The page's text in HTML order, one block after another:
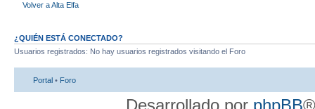
Volver a Alta Elfa
¿QUIÉN ESTÁ CONECTADO?
Usuarios registrados: No hay usuarios registrados visitando el Foro
Portal • Foro